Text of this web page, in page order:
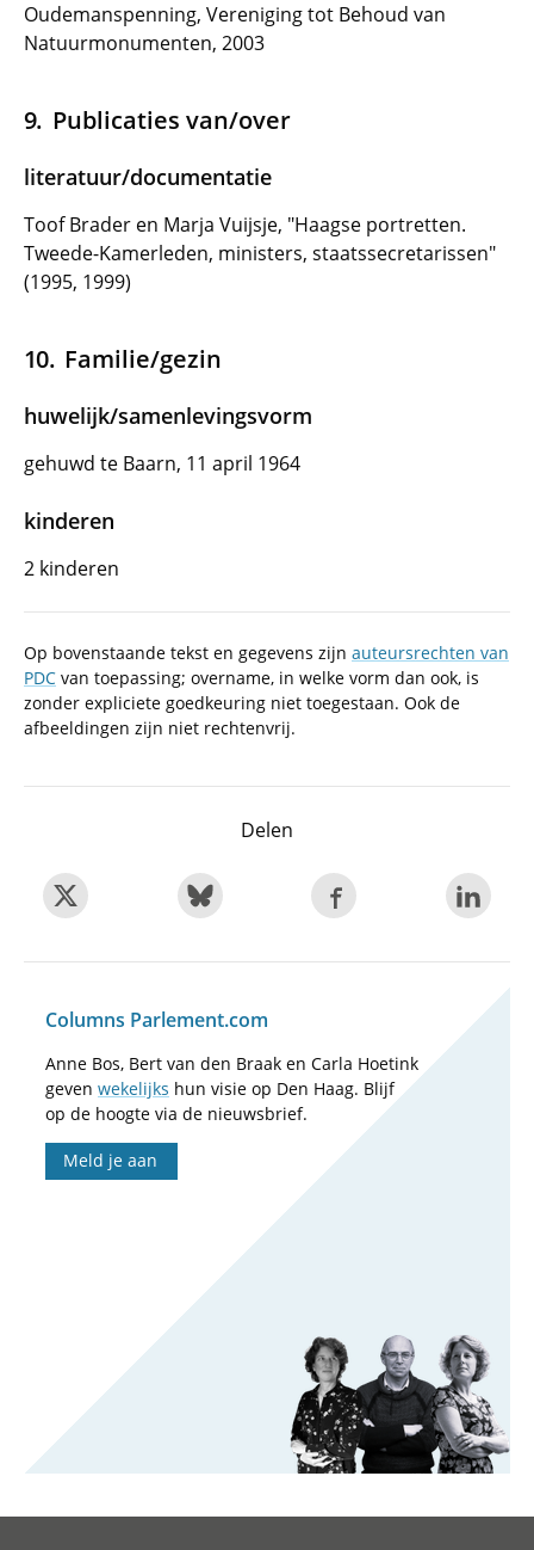
Oudemanspenning, Vereniging tot Behoud van
Natuurmonumenten, 2003
Publicaties van/over
literatuur/documentatie
Toof Brader en Marja Vuijsje, "Haagse portretten.
Tweede-Kamerleden, ministers, staatssecretarissen"
(1995, 1999)
Familie/gezin
huwelijk/samenlevingsvorm
gehuwd te Baarn, 11 april 1964
kinderen
2 kinderen
Op bovenstaande tekst en gegevens zijn auteursrechten van
PDC van toepassing; overname, in welke vorm dan ook, is
zonder expliciete goedkeuring niet toegestaan. Ook de
afbeeldingen zijn niet rechtenvrij.
Delen
Columns Parlement.com
Anne Bos, Bert van den Braak en Carla Hoetink
geven wekelijks hun visie op Den Haag. Blijf
op de hoogte via de nieuwsbrief.
Meld je aan